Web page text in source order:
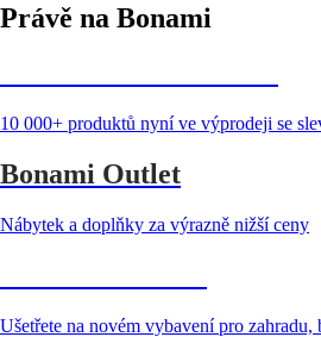
Právě na Bonami
10 000+ produktů nyní ve výprodeji se
Bonami Outlet
Nábytek a doplňky za výrazně nižší ceny
Ušetřete na novém vybavení pro zahradu,